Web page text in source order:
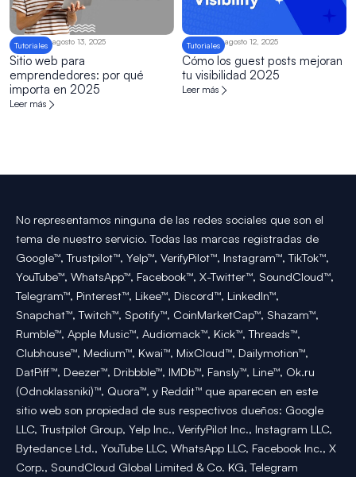
Tutoriales agosto 13, 2025
Sitio web para
emprendedores: por qué
importa en 2025
Leer más
Tutoriales agosto 12, 2025
Cómo los guest posts mejoran
tu visibilidad 2025
Leer más
No representamos ninguna de las redes sociales que son el
tema de nuestro servicio. Todas las marcas registradas de
Google™, Trustpilot™, Yelp™, VerifyPilot™, Instagram™, TikTok™,
YouTube™, WhatsApp™, Facebook™, X-Twitter™, SoundCloud™,
Telegram™, Pinterest™, Likee™, Discord™, LinkedIn™,
Snapchat™, Twitch™, Spotify™, CoinMarketCap™, Shazam™,
Rumble™, Apple Music™, Audiomack™, Kick™, Threads™,
Clubhouse™, Medium™, Kwai™, MixCloud™, Dailymotion™,
DatPiff™, Deezer™, Dribbble™, IMDb™, Fansly™, Line™, Ok.ru
(Odnoklassniki)™, Quora™, y Reddit™ que aparecen en este
sitio web son propiedad de sus respectivos dueños: Google
LLC, Trustpilot Group, Yelp Inc., VerifyPilot Inc., Instagram LLC,
Bytedance Ltd., YouTube LLC, WhatsApp LLC, Facebook Inc., X
Corp., SoundCloud Global Limited & Co. KG, Telegram